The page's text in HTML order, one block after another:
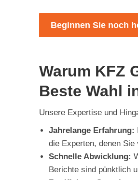
Beginnen Sie noch
Warum KFZ
Beste Wahl
Unsere Expertise und
Jahrelange Erfahrung:
die Experten, denen Sie
Schnelle Abwicklung:
Berichte sind pünktlich